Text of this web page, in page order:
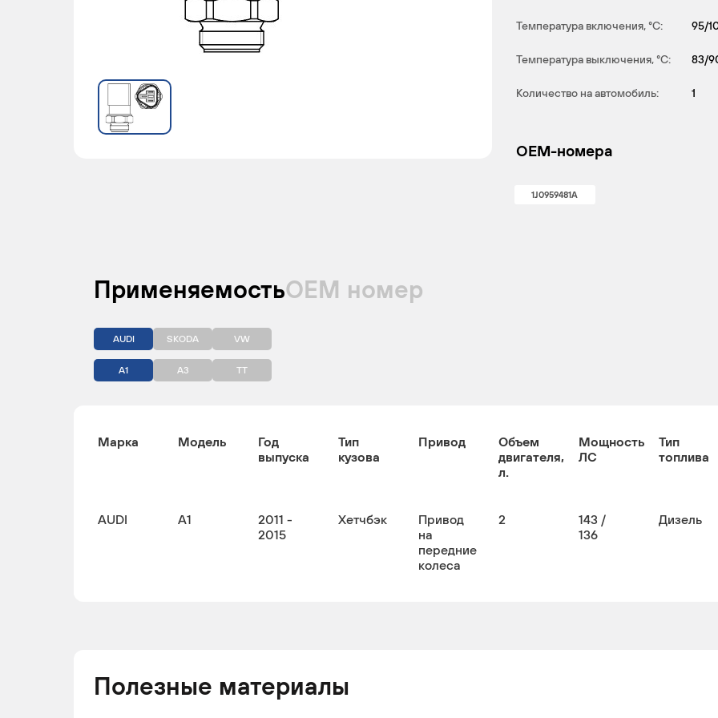
Температура включения, °С: 95/
Температура выключения, °С: 83/
Количество на автомобиль: 1
OEM-номера
1J0959481A
ПрименяемостьОЕМ номер
AUDI SKODA VW
A1 A3 TT
Марка Модель
Год
выпуска
Тип
кузова
Привод
Объем
двигателя,
л.
Мощность
ЛС
Тип
топлива
AUDI A1
2011 -
2015
Хетчбэк
Привод
на
передние
колеса
2
143 /
136
Дизель
Полезные материалы